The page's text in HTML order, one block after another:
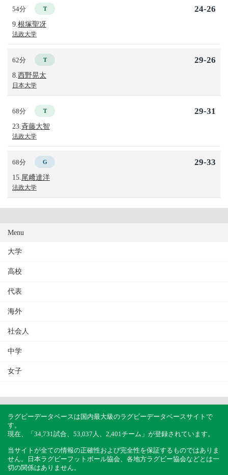
54分 T
9. 根塚聖冴
法政大学
24-26
62分 T
8. 西野晃太
日本大学
29-26
68分 T
23. 斉藤大智
法政大学
29-31
68分 G
15. 尾﨑達洋
法政大学
29-33
Menu
大学
高校
代表
海外
社会人
中学
女子
ラグビーデータベースは国内最大級のラグビーデータベースサイトで
す。
現在、「34,731試合、53,037人、2,401チーム」が登録されています。
当サイトが全ての情報の正確性および完全性を保証するものではありま
せん。日本ラグビーフットボール協会、各地方ラグビー協会などとは一
切の関係はありません。